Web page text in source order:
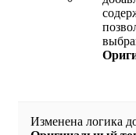
Изменена логика